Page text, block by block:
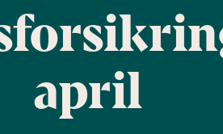
april